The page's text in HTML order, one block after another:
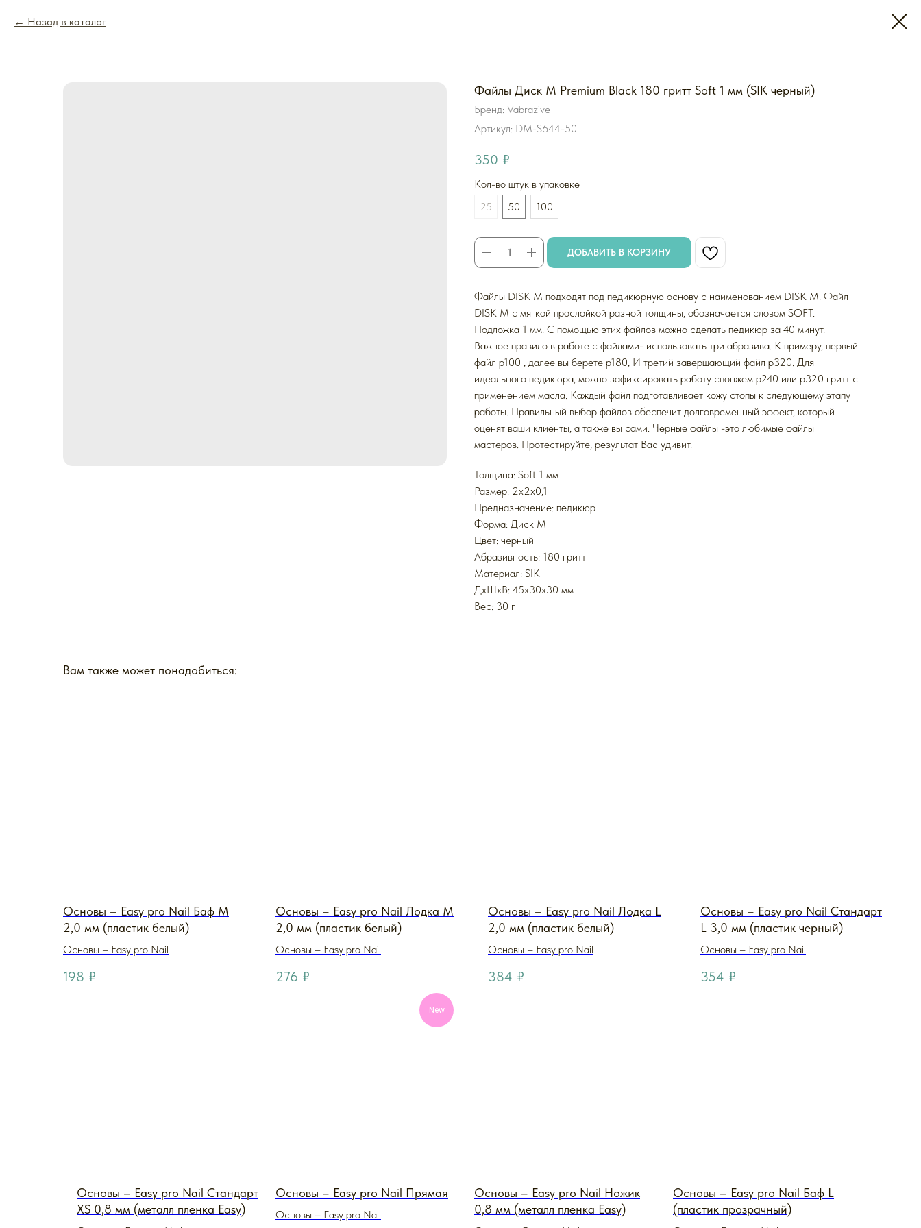
Назад в каталог
Файлы Диск M Premium Black 180 гритт Soft 1 мм (SIK черный)
Бренд: Vabrazive
Артикул: DM-S644-50
350 ₽
Кол-во штук в упаковке
25
50 100
ДОБАВИТЬ В КОРЗИНУ
Файлы DISK M подходят под педикюрную основу с наименованием DISK M. Файл
DISK M с мягкой прослойкой разной толщины, обозначается словом SOFT.
Подложка 1 мм. С помощью этих файлов можно сделать педикюр за 40 минут.
Важное правило в работе с файлами- использовать три абразива. К примеру, первый
файл p100 , далее вы берете p180, И третий завершающий файл p320. Для
идеального педикюра, можно зафиксировать работу спонжем p240 или p320 гритт с
применением масла. Каждый файл подготавливает кожу стопы к следующему этапу
работы. Правильный выбор файлов обеспечит долговременный эффект, который
оценят ваши клиенты, а также вы сами. Черные файлы -это любимые файлы
мастеров. Протестируйте, результат Вас удивит.
Толщина: Soft 1 мм
Размер: 2x2x0,1
Предназначение: педикюр
Форма: Диск M
Цвет: черный
Абразивность: 180 гритт
Mатериал: SIK
ДxШxВ: 45x30x30 мм
Вес: 30 г
Вам также может понадобиться:
Основы – Easy pro Nail Баф M
2,0 мм (пластик белый)
Основы – Easy pro Nail
198 ₽
Основы – Easy pro Nail Лодка M
2,0 мм (пластик белый)
Основы – Easy pro Nail
276 ₽
Основы – Easy pro Nail Лодка L
2,0 мм (пластик белый)
Основы – Easy pro Nail
384 ₽
Основы – Easy pro Nail Стандарт
L 3,0 мм (пластик черный)
Основы – Easy pro Nail
354 ₽
Основы – Easy pro Nail Стандарт
XS 0,8 мм (металл пленка Easy)
New
Основы – Easy pro Nail Прямая
Основы – Easy pro Nail
Основы – Easy pro Nail Ножик
0,8 мм (металл пленка Easy)
Основы – Easy pro Nail Баф L
(пластик прозрачный)